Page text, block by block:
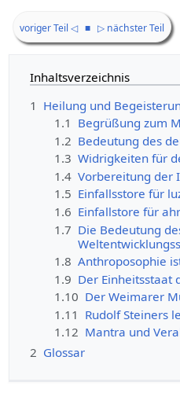
voriger Teil ◁ ■ ▷ nächster Teil
Inhaltsverzeichnis
1 Heilung und
1.1 Begrüßung zum
1.2 Bedeutung des
1.3 Widrigkeiten für
1.4 Vorbereitung der
1.5 Einfallsstore für
1.6 Einfallstore für
1.7 Die Bedeutung
1.8 Anthroposophie
1.9 Der Einheitsstaat
1.10 Der Weimarer
1.11 Rudolf Steiners
1.12 Mantra und
2 Glossar